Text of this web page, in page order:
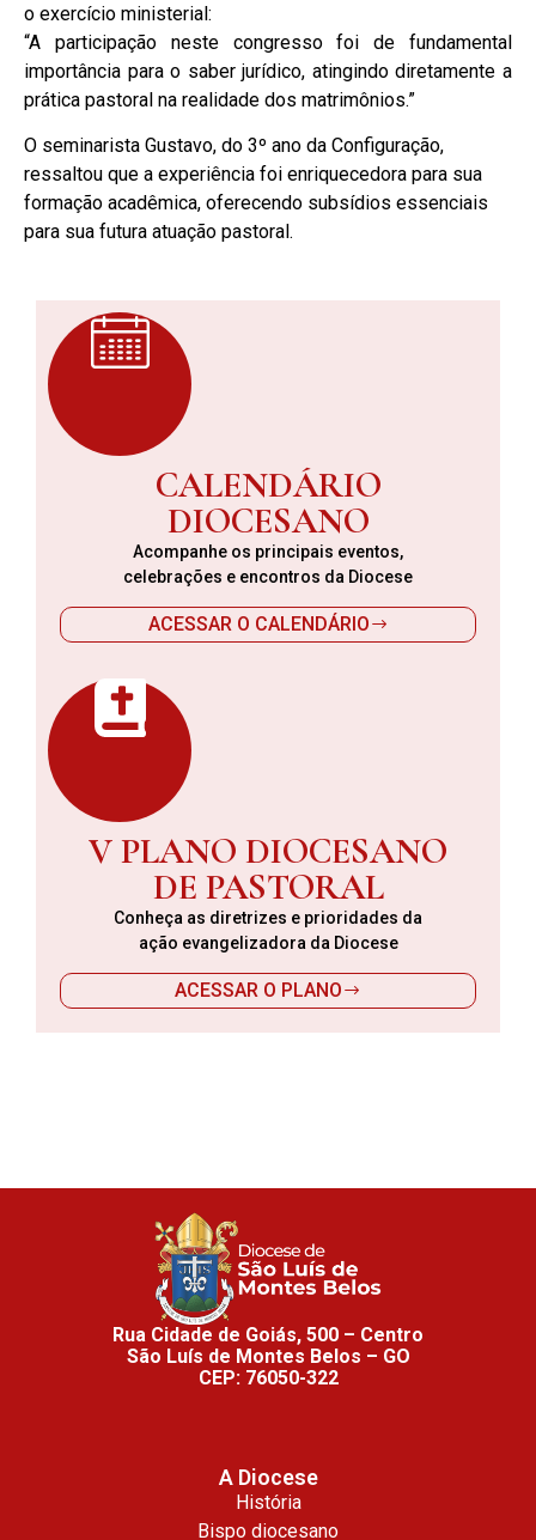
o exercício ministerial:
“A participação neste congresso foi de fundamental
importância para o saber jurídico, atingindo diretamente a
prática pastoral na realidade dos matrimônios.”
O seminarista Gustavo, do 3º ano da Configuração,
ressaltou que a experiência foi enriquecedora para sua
formação acadêmica, oferecendo subsídios essenciais
para sua futura atuação pastoral.
CALENDÁRIO
DIOCESANO
Acompanhe os principais eventos,
celebrações e encontros da Diocese
ACESSAR O CALENDÁRIO
V PLANO DIOCESANO
DE PASTORAL
Conheça as diretrizes e prioridades da
ação evangelizadora da Diocese
ACESSAR O PLANO
Rua Cidade de Goiás, 500 – Centro
São Luís de Montes Belos – GO
CEP: 76050-322
A Diocese
História
Bispo diocesano